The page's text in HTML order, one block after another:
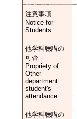
注意事項
Notice for
Students
他学科聴講の
可否
Propriety of
Other
department
student's
attendance
他学科聴講の